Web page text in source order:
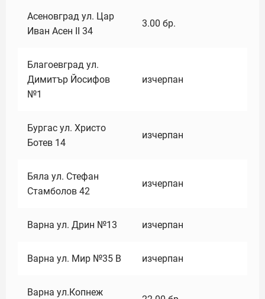
Асеновград ул. Цар
Иван Асен II 34
3.00 бр.
Благоевград ул.
Димитър Йосифов
№1
изчерпан
Бургас ул. Христо
Ботев 14
изчерпан
Бяла ул. Стефан
Стамболов 42
изчерпан
Варна ул. Дрин №13 изчерпан
Варна ул. Мир №35 В изчерпан
Варна ул.Копнеж